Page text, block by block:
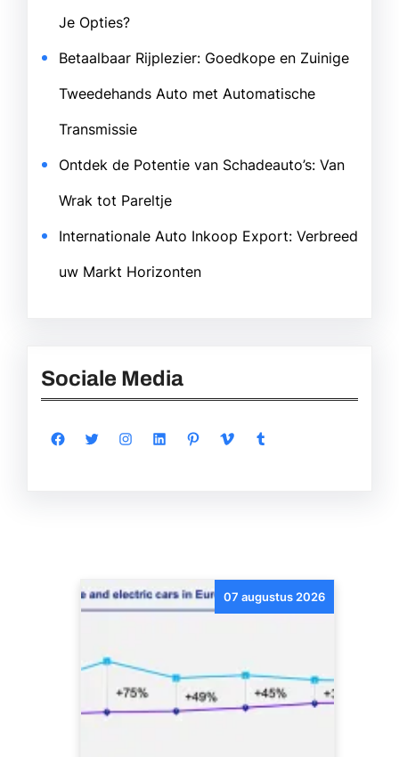
Je Opties?
Betaalbaar Rijplezier: Goedkope en Zuinige
Tweedehands Auto met Automatische
Transmissie
Ontdek de Potentie van Schadeauto’s: Van
Wrak tot Pareltje
Internationale Auto Inkoop Export: Verbreed
uw Markt Horizonten
Sociale Media
Facebook Twitter Instagram LinkedIn Pinterest Vimeo Tumblr
07 augustus 2026